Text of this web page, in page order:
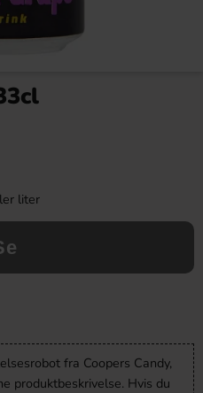
liter
fra Coopers Candy,
produktbeskrivelse. Hvis du